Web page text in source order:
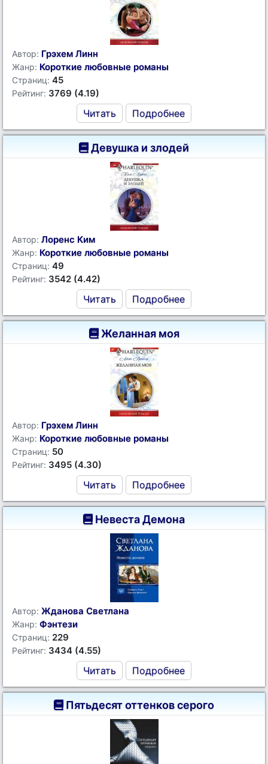
Автор: Грэхем Линн
Жанр: Короткие любовные романы
Страниц: 45
Рейтинг: 3769 (4.19)
Читать Подробнее
Девушка и злодей
Автор: Лоренс Ким
Жанр: Короткие любовные романы
Страниц: 49
Рейтинг: 3542 (4.42)
Читать Подробнее
Желанная моя
Автор: Грэхем Линн
Жанр: Короткие любовные романы
Страниц: 50
Рейтинг: 3495 (4.30)
Читать Подробнее
Невеста Демона
Автор: Жданова Светлана
Жанр: Фэнтези
Страниц: 229
Рейтинг: 3434 (4.55)
Читать Подробнее
Пятьдесят оттенков серого